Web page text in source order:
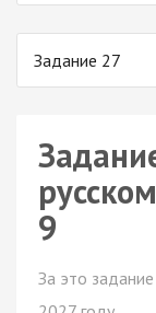
Задание 27
9
За это